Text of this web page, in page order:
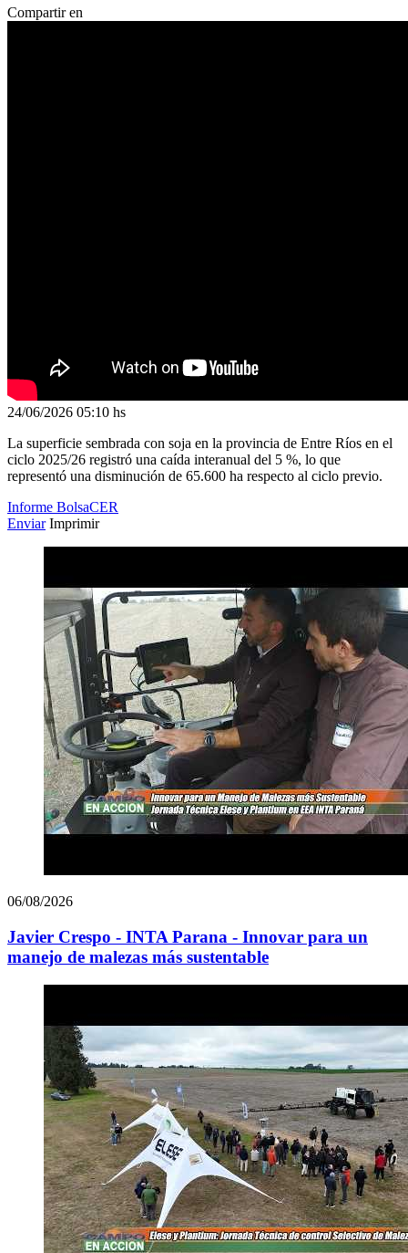
Compartir en
24/06/2026 05:10 hs
La superficie sembrada con soja en la provincia de Entre Ríos en el
ciclo 2025/26 registró una caída interanual del 5 %, lo que
representó una disminución de 65.600 ha respecto al ciclo previo.
Informe BolsaCER
Enviar Imprimir
06/08/2026
Javier Crespo - INTA Parana - Innovar para un
manejo de malezas más sustentable